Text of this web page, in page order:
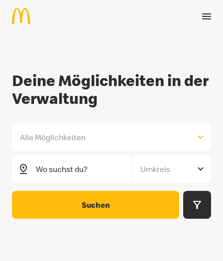
Zum Hauptinhalt springen
Deine Möglichkeiten im
Deine Möglichkeiten in der
Verwaltung
Alle Möglichkeiten
Umkreis
Suchen
Navigated to Deine Möglichkeiten im Bereich Verwaltung